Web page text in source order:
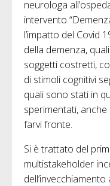
neurologa
intervento
l’impatto del Covid
della demenza,
soggetti costretti,
di stimoli cognitivi
quali sono stati in
sperimentati,
farvi fronte.
Si è trattato del
multistakeholder